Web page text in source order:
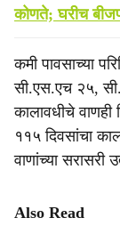
कोणते; घरीच
कमी पावसाच्या
सी.एस.एच २५,
कालावधीचे
११५ दिवसांचा
वाणांच्या
Also Read